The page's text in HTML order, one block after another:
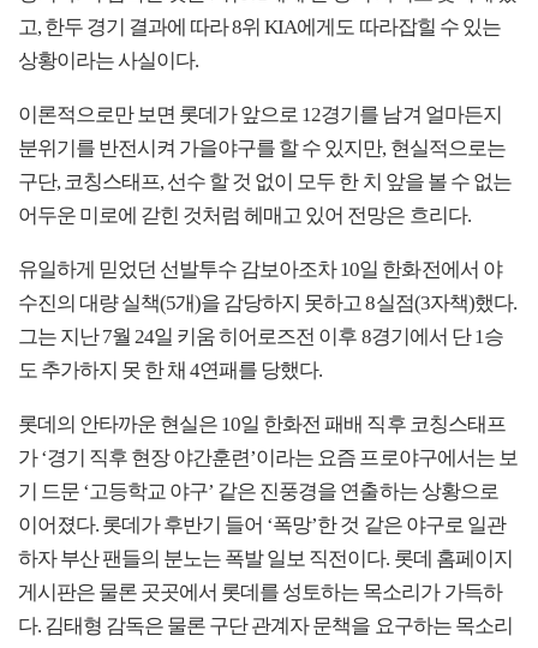
고, 한두 경기 결과에 따라 8위 KIA에게도 따라잡힐 수 있는
상황이라는 사실이다.
이론적으로만 보면 롯데가 앞으로 12경기를 남겨 얼마든지
분위기를 반전시켜 가을야구를 할 수 있지만, 현실적으로는
구단, 코칭스태프, 선수 할 것 없이 모두 한 치 앞을 볼 수 없는
어두운 미로에 갇힌 것처럼 헤매고 있어 전망은 흐리다.
유일하게 믿었던 선발투수 감보아조차 10일 한화전에서 야
수진의 대량 실책(5개)을 감당하지 못하고 8실점(3자책)했다.
그는 지난 7월 24일 키움 히어로즈전 이후 8경기에서 단 1승
도 추가하지 못 한 채 4연패를 당했다.
롯데의 안타까운 현실은 10일 한화전 패배 직후 코칭스태프
가 ‘경기 직후 현장 야간훈련’이라는 요즘 프로야구에서는 보
기 드문 ‘고등학교 야구’ 같은 진풍경을 연출하는 상황으로
이어졌다. 롯데가 후반기 들어 ‘폭망’한 것 같은 야구로 일관
하자 부산 팬들의 분노는 폭발 일보 직전이다. 롯데 홈페이지
게시판은 물론 곳곳에서 롯데를 성토하는 목소리가 가득하
다. 김태형 감독은 물론 구단 관계자 문책을 요구하는 목소리